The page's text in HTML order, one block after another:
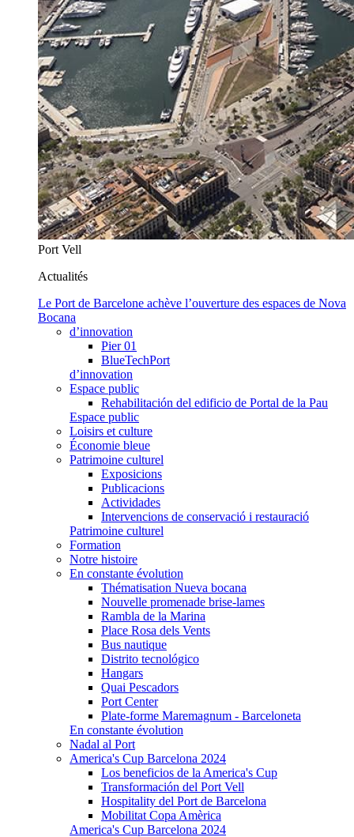
Port Vell
Actualités
Le Port de Barcelone achève l’ouverture des espaces de Nova
Bocana
d’innovation
Pier 01
BlueTechPort
d’innovation
Espace public
Rehabilitación del edificio de Portal de la Pau
Espace public
Loisirs et culture
Économie bleue
Patrimoine culturel
Exposicions
Publicacions
Actividades
Intervencions de conservació i restauració
Patrimoine culturel
Formation
Notre histoire
En constante évolution
Thématisation Nueva bocana
Nouvelle promenade brise-lames
Rambla de la Marina
Place Rosa dels Vents
Bus nautique
Distrito tecnológico
Hangars
Quai Pescadors
Port Center
Plate-forme Maremagnum - Barceloneta
En constante évolution
Nadal al Port
America's Cup Barcelona 2024
Los beneficios de la America's Cup
Transformación del Port Vell
Hospitality del Port de Barcelona
Mobilitat Copa Amèrica
America's Cup Barcelona 2024